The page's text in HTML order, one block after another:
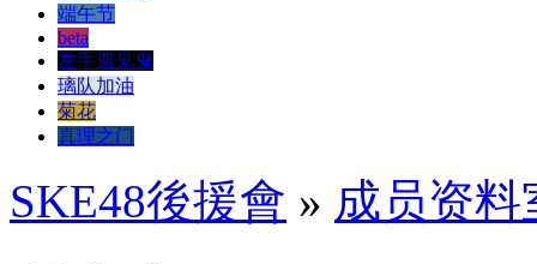
端午节
beta
左手遇见鬼
璃队加油
菊花
真理之门
SKE48後援會 » 成员资料